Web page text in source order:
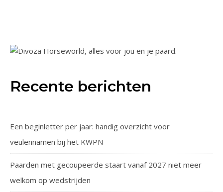
Recente berichten
Een beginletter per jaar: handig overzicht voor
veulennamen bij het KWPN
Paarden met gecoupeerde staart vanaf 2027 niet meer
welkom op wedstrijden